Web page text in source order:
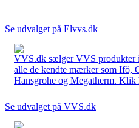
Se udvalget på Elvvs.dk
VVS.dk sælger VVS produkter
alle de kendte mærker som Ifö,
Hansgrohe og Megatherm. Klik
Se udvalget på VVS.dk